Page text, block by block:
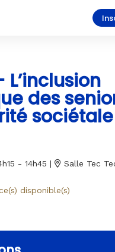
L’inclusion
des
sociétale
- 14h45 | Salle Tec
disponible(s)